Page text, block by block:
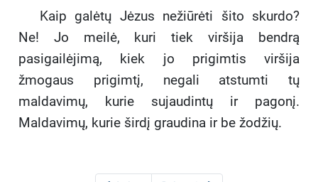
Kaip galėtų Jėzus nežiūrėti šito skurdo?
Ne! Jo meilė, kuri tiek viršija bendrą
pasigailėjimą, kiek jo prigimtis viršija
žmogaus prigimtį, negali atstumti tų
maldavimų, kurie sujaudintų ir pagonį.
Maldavimų, kurie širdį graudina ir be žodžių.